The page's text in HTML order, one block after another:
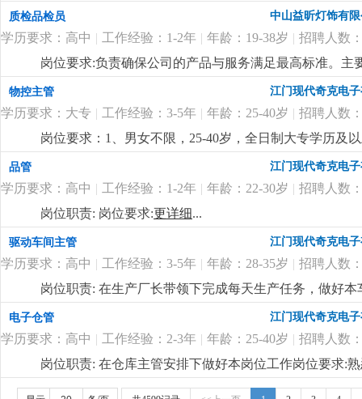
质检品检员 中山益昕灯饰有
学历要求：高中 | 工作经验：1-2年 | 年龄：19-38岁 | 招聘人数
岗位要求:负责确保公司的产品与服务满足最高标准。
质量达标。岗位要求：1. 高中及以上学历；2. 熟悉质量
真，具备较强的责任心；5. 良好的沟通能力，能与多个
物控主管 江门现代奇克电
学历要求：大专 | 工作经验：3-5年 | 年龄：25-40岁 | 招聘人数
岗位要求：1、男女不限，25-40岁，全日制大专学历及
pmc工作流程。2、负责订单的物料需求整理，能根据
主理物控部门的能力，性格雷厉风行，有良好的沟通
用；5、良好的沟通、协调和计划能力。岗位福利：1、
日慰问礼品礼金、开工红包、公司根据年度业绩颁发年
公。更详细...
品管 江门现代奇克电
学历要求：高中 | 工作经验：1-2年 | 年龄：22-30岁 | 招聘人数
岗位职责: 岗位要求:更详细...
驱动车间主管 江门现代奇克电
学历要求：高中 | 工作经验：3-5年 | 年龄：28-35岁 | 招聘人数
岗位职责: 在生产厂长带领下完成每天生产任务，做好
懂驱动贴片机和插件机操作3.包吃包住，试用期后买社
电子仓管 江门现代奇克电
学历要求：高中 | 工作经验：2-3年 | 年龄：25-40岁 | 招聘人数
岗位职责: 在仓库主管安排下做好本岗位工作岗位要求:
是一家专业生产led照明企业，产品主要是筒灯 天花灯